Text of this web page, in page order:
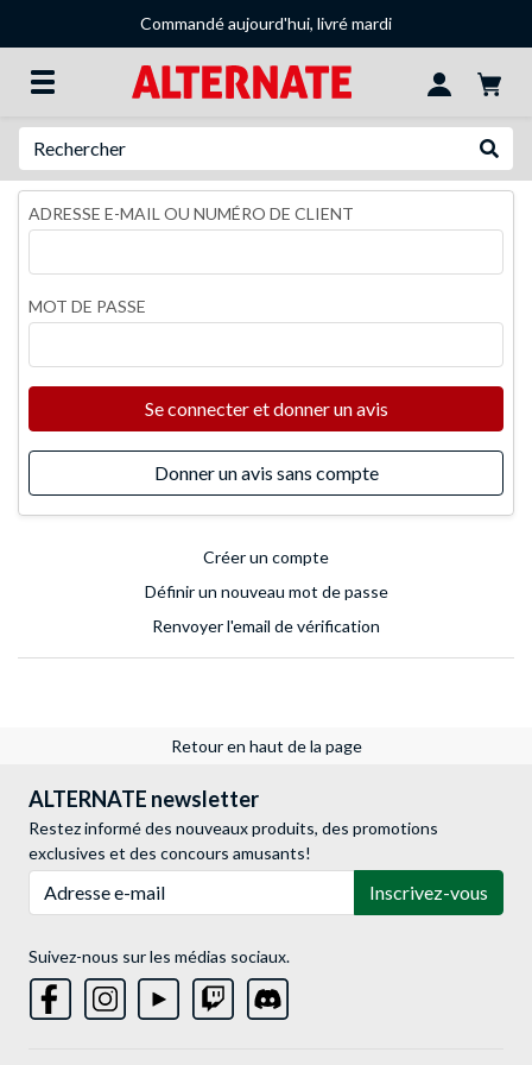
Commandé aujourd'hui, livré mardi
ADRESSE E-MAIL OU NUMÉRO DE CLIENT
MOT DE PASSE
Se connecter et donner un avis
Donner un avis sans compte
Créer un compte
Définir un nouveau mot de passe
Renvoyer l'email de vérification
Retour en haut de la page
ALTERNATE newsletter
Restez informé des nouveaux produits, des promotions
exclusives et des concours amusants!
Inscrivez-vous
Suivez-nous sur les médias sociaux.